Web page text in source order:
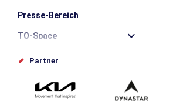
Presse-Bereich
TO-Space
Offices de tourisme
Schlagen Sie Ihr Event vor
Partner